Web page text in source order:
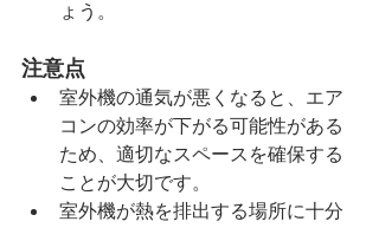
ょう。
注意点
室外機の通気が悪くなると、エア
コンの効率が下がる可能性がある
ため、適切なスペースを確保する
ことが大切です。
室外機が熱を排出する場所に十分